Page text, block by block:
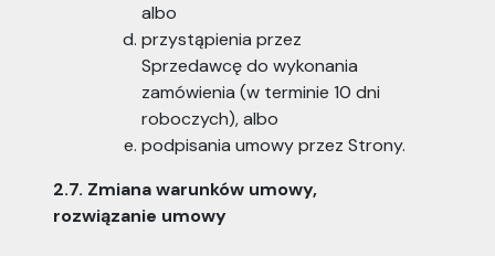
albo
przystąpienia przez
Sprzedawcę do wykonania
zamówienia (w terminie 10 dni
roboczych), albo
podpisania umowy przez Strony.
2.7. Zmiana warunków umowy,
rozwiązanie umowy